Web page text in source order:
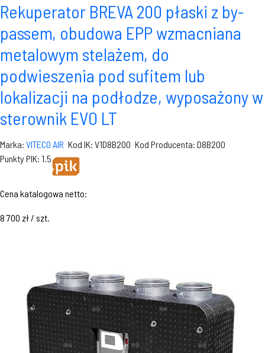
Rekuperator BREVA 200 płaski z by-
passem, obudowa EPP wzmacniana
metalowym stelażem, do
podwieszenia pod sufitem lub
lokalizacji na podłodze, wyposażony w
sterownik EVO LT
Marka: VITECO AIR Kod IK: V1D8B200 Kod Producenta: D8B200
Punkty PIK: 1.5
Cena katalogowa netto:
8 700 zł / szt.